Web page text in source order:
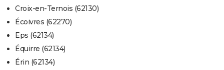
Croix-en-Ternois (62130)
Écoivres (62270)
Eps (62134)
Équirre (62134)
Érin (62134)